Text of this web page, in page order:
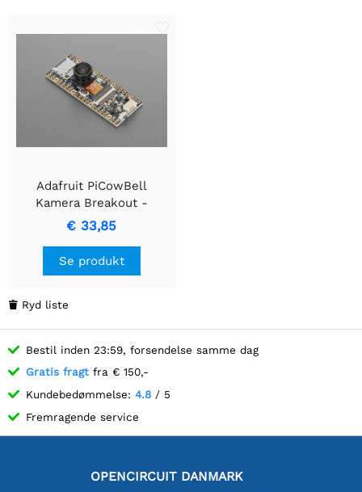
Adafruit PiCowBell
Kamera Breakout -
Vidvinkel 160 Graders
Linse
€ 33,85
Se produkt
 Ryd liste
Bestil inden 23:59, forsendelse samme dag
Gratis fragt fra € 150,-
Kundebedømmelse: 4.8 / 5
Fremragende service
OPENCIRCUIT DANMARK